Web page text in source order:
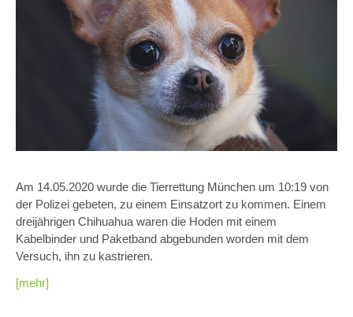
Am 14.05.2020 wurde die Tierrettung München um 10:19 von
der Polizei gebeten, zu einem Einsatzort zu kommen. Einem
dreijährigen Chihuahua waren die Hoden mit einem
Kabelbinder und Paketband abgebunden worden mit dem
Versuch, ihn zu kastrieren.
[mehr]